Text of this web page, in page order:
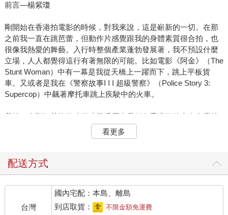
前言—楊紫瓊
剛開始在香港拍電影的時候，對我來說，這是嶄新的一切。在那
之前我一直在跳芭蕾，但動作片感覺跟我的身體素質很合拍，也
很像我熱愛的舞藝。入行時整個產業蓬勃發展著，我不預設什麼
立場，人人都覺得這行有著無限的可能。比如電影《阿金》（The
Stunt Woman）中有一幕是我從天橋上一躍而下，跳上平板貨
車。又或者是我在《警察故事I I I 超級警察》（Police Story 3:
Supercop）中飆著摩托車跳上疾駛中的火車。
我第一次到好萊塢的時候才發現原來我們在香港做的事有多麼特
別。好萊塢的從業人員問我：「你們從摩托車跳上火車的視覺效
果是怎麼做出來的？」我回說：「什麼視覺效果？我們是真槍實
故事的道路。就表現力而言：我們根本不必想方設法來鋪陳那些
貨真價實的亞洲故事。因為這些故事本身就是我們的世界！我們
只是聳聳肩就從摩托車跳上火車了，好萊塢可是花了好幾十年才
看更多
配送方式
台灣
國內宅配：本島、離島
到店取貨：
不限金額免運費